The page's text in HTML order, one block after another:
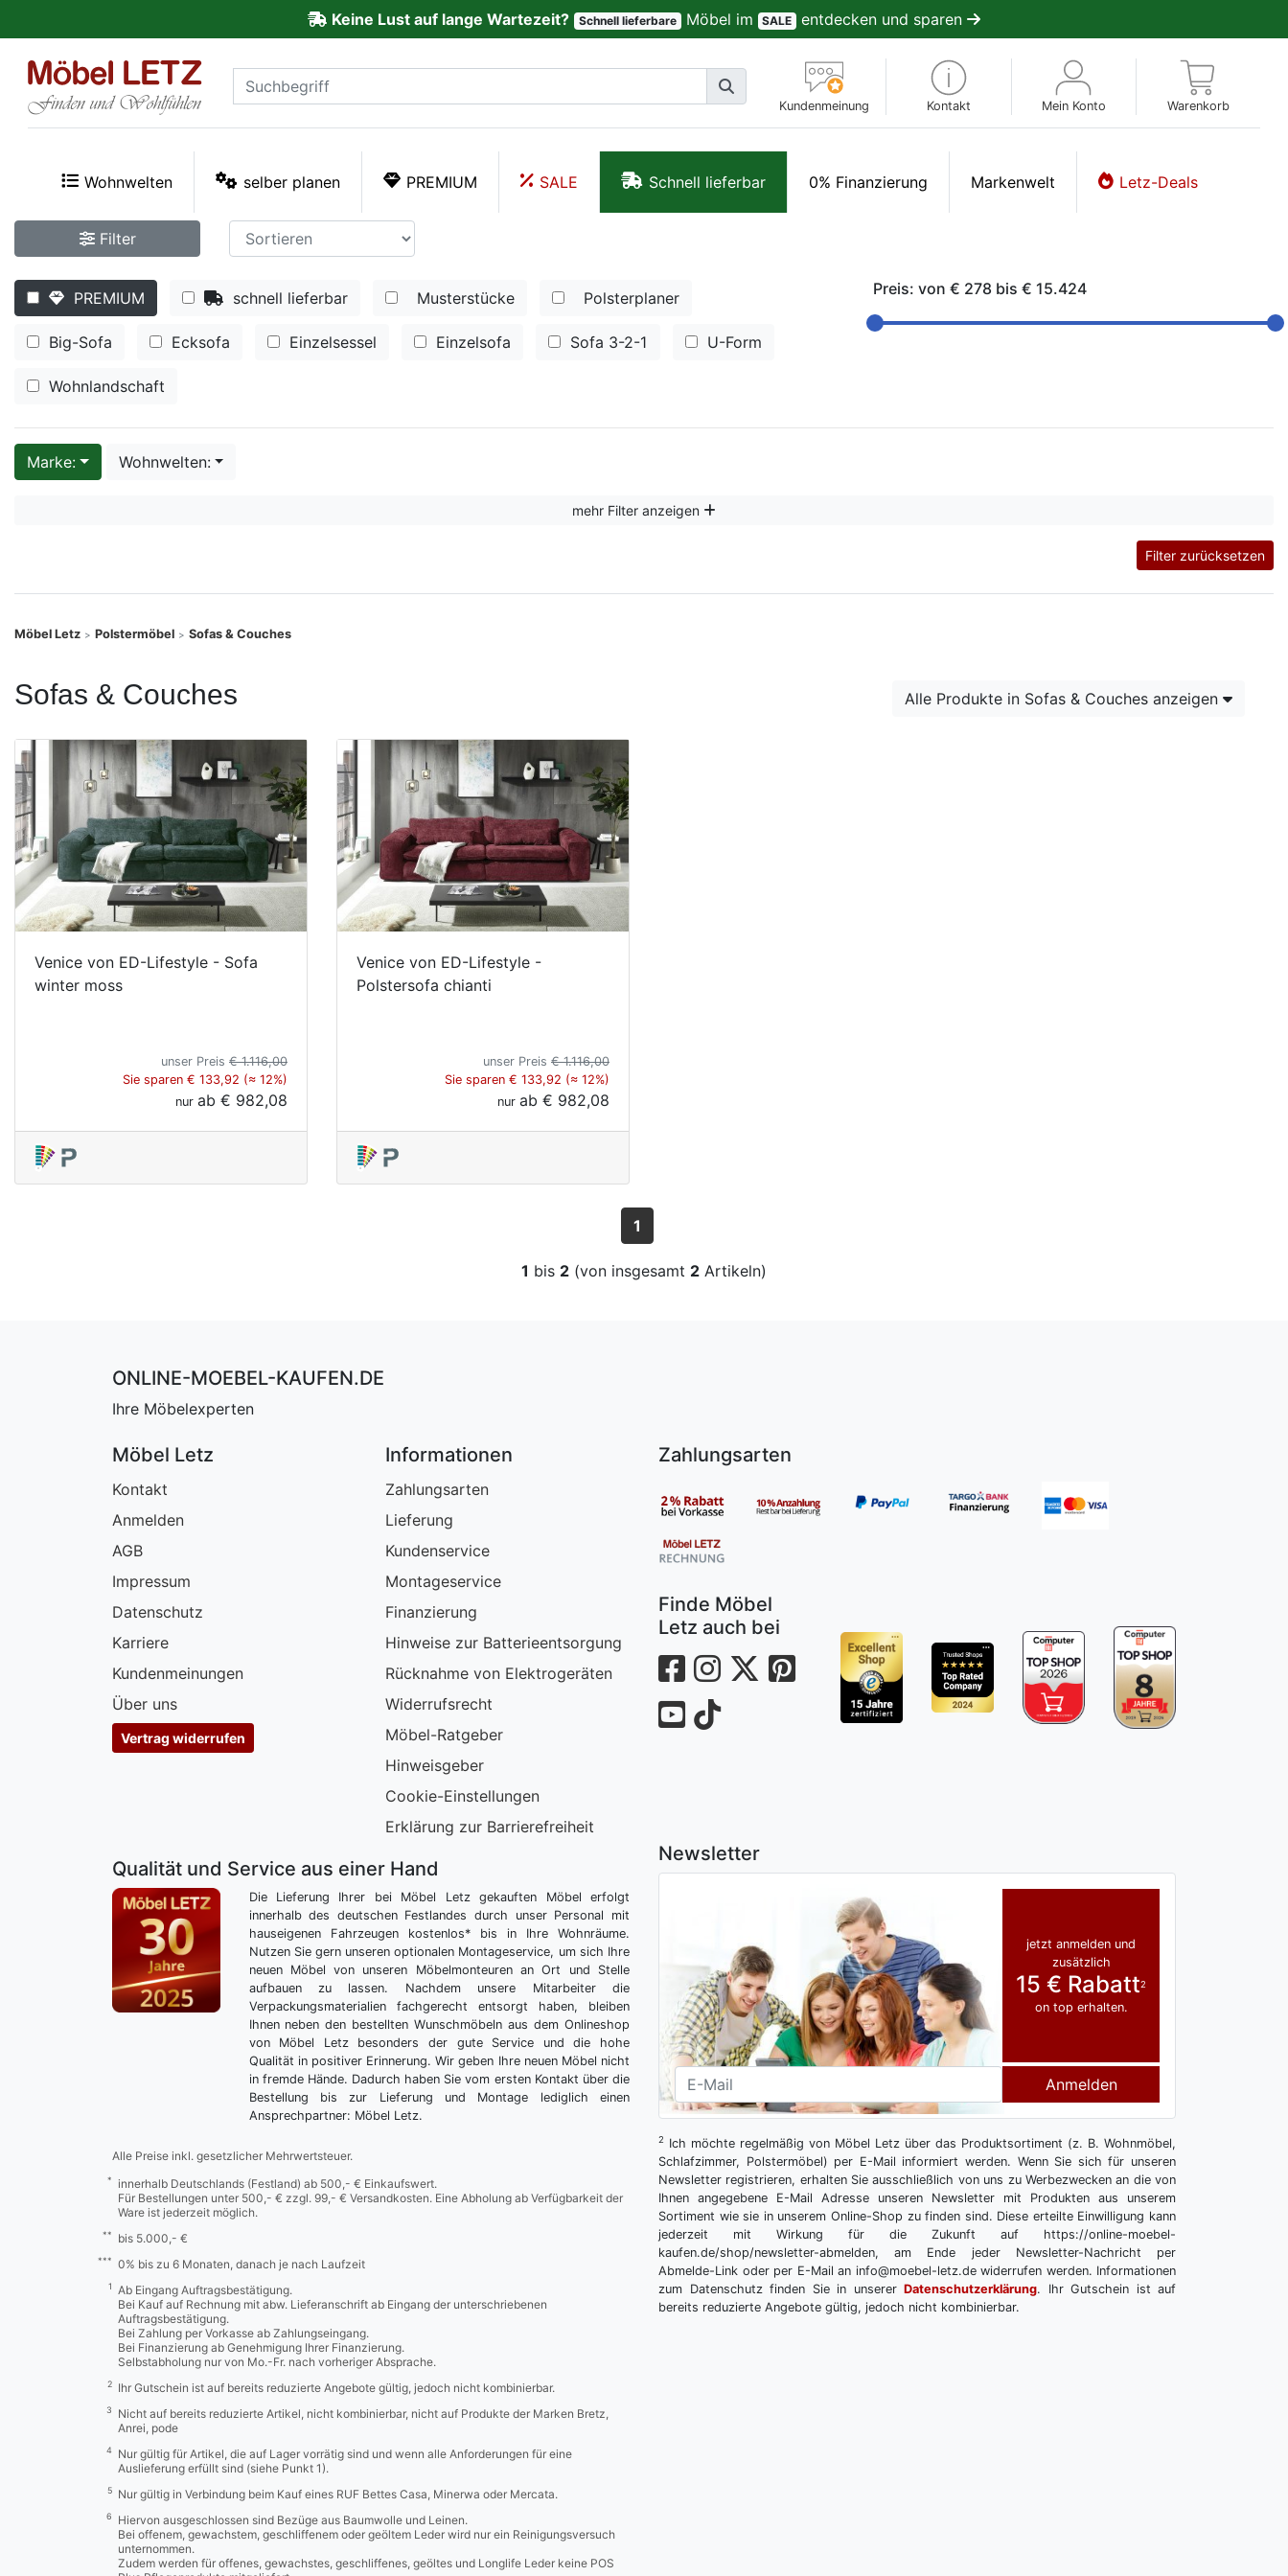
Keine Lust auf lange Wartezeit? Schnell lieferbare Möbel im SALE entdecken und sparen
Kundenmeinung Kontakt Mein Konto Warenkorb
Wohnwelten selber planen PREMIUM SALE Schnell lieferbar 0% Finanzierung Markenwelt Letz-Deals
Filter
PREMIUM schnell lieferbar Musterstücke Polsterplaner
Big-Sofa Ecksofa Einzelsessel Einzelsofa Sofa 3-2-1 U-Form
Wohnlandschaft
Preis: von € 278 bis € 15.424
Marke: Wohnwelten:
mehr Filter anzeigen
Filter zurücksetzen
Möbel Letz > Polstermöbel > Sofas & Couches
Sofas & Couches Alle Produkte in Sofas & Couches anzeigen
Venice von ED-Lifestyle - Sofa
winter moss
unser Preis € 1.116,00
Sie sparen € 133,92 (≈ 12%)
nur ab € 982,08
Venice von ED-Lifestyle -
Polstersofa chianti
unser Preis € 1.116,00
Sie sparen € 133,92 (≈ 12%)
nur ab € 982,08
1
1 bis 2 (von insgesamt 2 Artikeln)
ONLINE-MOEBEL-KAUFEN.DE
Ihre Möbelexperten
Möbel Letz
Kontakt
Anmelden
AGB
Impressum
Datenschutz
Karriere
Kundenmeinungen
Über uns
Vertrag widerrufen
Informationen
Zahlungsarten
Lieferung
Kundenservice
Montageservice
Finanzierung
Hinweise zur Batterieentsorgung
Rücknahme von Elektrogeräten
Widerrufsrecht
Möbel-Ratgeber
Hinweisgeber
Cookie-Einstellungen
Erklärung zur Barrierefreiheit
Zahlungsarten
Finde Möbel
Letz auch bei
Qualität und Service aus einer Hand
Die Lieferung Ihrer bei Möbel Letz gekauften Möbel erfolgt
innerhalb des deutschen Festlandes durch unser Personal mit
hauseigenen Fahrzeugen kostenlos* bis in Ihre Wohnräume.
Nutzen Sie gern unseren optionalen Montageservice, um sich Ihre
neuen Möbel von unseren Möbelmonteuren an Ort und Stelle
aufbauen zu lassen. Nachdem unsere Mitarbeiter die
Verpackungsmaterialien fachgerecht entsorgt haben, bleiben
Ihnen neben den bestellten Wunschmöbeln aus dem Onlineshop
von Möbel Letz besonders der gute Service und die hohe
Qualität in positiver Erinnerung. Wir geben Ihre neuen Möbel nicht
in fremde Hände. Dadurch haben Sie vom ersten Kontakt über die
Bestellung bis zur Lieferung und Montage lediglich einen
Ansprechpartner: Möbel Letz.
Alle Preise inkl. gesetzlicher Mehrwertsteuer.
*
innerhalb Deutschlands (Festland) ab 500,- € Einkaufswert.
Für Bestellungen unter 500,- € zzgl. 99,- € Versandkosten. Eine Abholung ab Verfügbarkeit der
Ware ist jederzeit möglich.
** bis 5.000,- €
*** 0% bis zu 6 Monaten, danach je nach Laufzeit
1
Ab Eingang Auftragsbestätigung.
Bei Kauf auf Rechnung mit abw. Lieferanschrift ab Eingang der unterschriebenen
Auftragsbestätigung.
Bei Zahlung per Vorkasse ab Zahlungseingang.
Bei Finanzierung ab Genehmigung Ihrer Finanzierung.
Selbstabholung nur von Mo.-Fr. nach vorheriger Absprache.
2 Ihr Gutschein ist auf bereits reduzierte Angebote gültig, jedoch nicht kombinierbar.
3
Nicht auf bereits reduzierte Artikel, nicht kombinierbar, nicht auf Produkte der Marken Bretz,
Anrei, pode
4
Nur gültig für Artikel, die auf Lager vorrätig sind und wenn alle Anforderungen für eine
Auslieferung erfüllt sind (siehe Punkt 1).
5 Nur gültig in Verbindung beim Kauf eines RUF Bettes Casa, Minerwa oder Mercata.
6
Hiervon ausgeschlossen sind Bezüge aus Baumwolle und Leinen.
Bei offenem, gewachstem, geschliffenem oder geöltem Leder wird nur ein Reinigungsversuch
unternommen.
Zudem werden für offenes, gewachstes, geschliffenes, geöltes und Longlife Leder keine POS
Newsletter
jetzt anmelden und
zusätzlich
15 € Rabatt2
on top erhalten.
Anmelden
2
Ich möchte regelmäßig von Möbel Letz über das Produktsortiment (z. B. Wohnmöbel,
Schlafzimmer, Polstermöbel) per E-Mail informiert werden. Wenn Sie sich für unseren
Newsletter registrieren, erhalten Sie ausschließlich von uns zu Werbezwecken an die von
Ihnen angegebene E-Mail Adresse unseren Newsletter mit Produkten aus unserem
Sortiment wie sie in unserem Online-Shop zu finden sind. Diese erteilte Einwilligung kann
jederzeit mit Wirkung für die Zukunft auf https://online-moebel-
kaufen.de/shop/newsletter-abmelden, am Ende jeder Newsletter-Nachricht per
Abmelde-Link oder per E-Mail an info@moebel-letz.de widerrufen werden. Informationen
zum Datenschutz finden Sie in unserer Datenschutzerklärung. Ihr Gutschein ist auf
bereits reduzierte Angebote gültig, jedoch nicht kombinierbar.
Kundenmeinungen
PREMIUM
Schnell
lieferbar
SALE
Polsterplaner
Konfigurator
Deals